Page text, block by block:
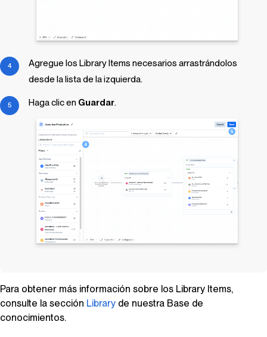
Agregue los Library Items necesarios arrastrándolos
desde la lista de la izquierda.
Haga clic en Guardar.
Para obtener más información sobre los Library Items,
consulte la sección Library de nuestra Base de
conocimientos.